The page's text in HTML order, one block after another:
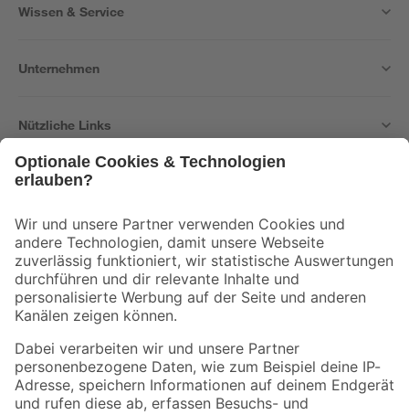
Wissen & Service
Unternehmen
Nützliche Links
Der toom Newsletter: Keine Angebote und Aktionen mehr verpassen!
Zur Newsletter Anmeldung
Folge uns
Zahlungsarten Versandarten